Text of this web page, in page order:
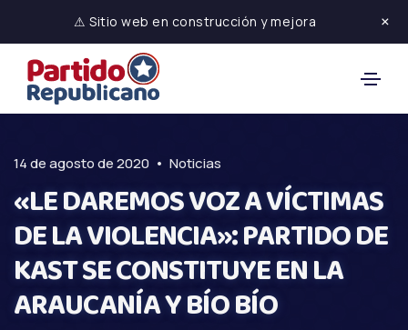
⚠ Sitio web en construcción y mejora ×
14 de agosto de 2020 • Noticias
«LE DAREMOS VOZ A VÍCTIMAS
DE LA VIOLENCIA»: PARTIDO DE
KAST SE CONSTITUYE EN LA
ARAUCANÍA Y BÍO BÍO